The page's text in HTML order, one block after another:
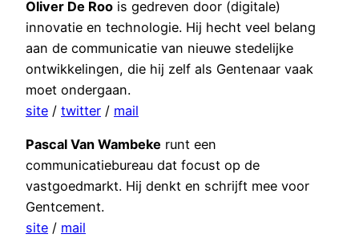
Oliver De Roo is gedreven door (digitale)
innovatie en technologie. Hij hecht veel belang
aan de communicatie van nieuwe stedelijke
ontwikkelingen, die hij zelf als Gentenaar vaak
moet ondergaan.
site / twitter / mail
Pascal Van Wambeke runt een
communicatiebureau dat focust op de
vastgoedmarkt. Hij denkt en schrijft mee voor
Gentcement.
site / mail